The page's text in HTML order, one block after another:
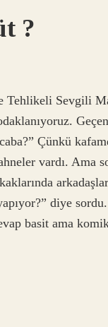
?
Tehlikeli Sevgili
Çünkü
vardı.
diye
basit ama